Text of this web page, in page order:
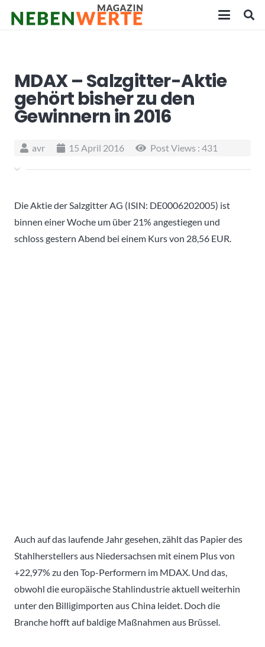
MDAX – Salzgitter-Aktie
gehört bisher zu den
Gewinnern in 2016
avr 15 April 2016 Post Views : 431
Die Aktie der Salzgitter AG (ISIN: DE0006202005) ist
binnen einer Woche um über 21% angestiegen und
schloss gestern Abend bei einem Kurs von 28,56 EUR.
Auch auf das laufende Jahr gesehen, zählt das Papier des
Stahlherstellers aus Niedersachsen mit einem Plus von
+22,97% zu den Top-Performern im MDAX. Und das,
obwohl die europäische Stahlindustrie aktuell weiterhin
unter den Billigimporten aus China leidet. Doch die
Branche hofft auf baldige Maßnahmen aus Brüssel.